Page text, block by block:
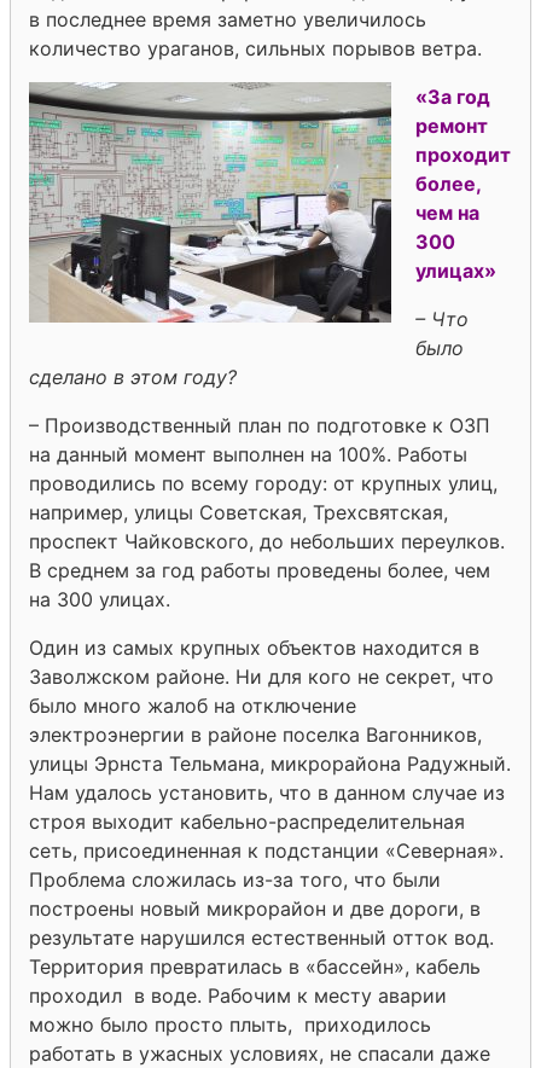
в последнее время заметно увеличилось
количество ураганов, сильных порывов ветра.
«За год
ремонт
проходит
более,
чем на
300
улицах»
– Что
было
сделано в этом году?
– Производственный план по подготовке к ОЗП
на данный момент выполнен на 100%. Работы
проводились по всему городу: от крупных улиц,
например, улицы Советская, Трехсвятская,
проспект Чайковского, до небольших переулков.
В среднем за год работы проведены более, чем
на 300 улицах.
Один из самых крупных объектов находится в
Заволжском районе. Ни для кого не секрет, что
было много жалоб на отключение
электроэнергии в районе поселка Вагонников,
улицы Эрнста Тельмана, микрорайона Радужный.
Нам удалось установить, что в данном случае из
строя выходит кабельно-распределительная
сеть, присоединенная к подстанции «Северная».
Проблема сложилась из-за того, что были
построены новый микрорайон и две дороги, в
результате нарушился естественный отток вод.
Территория превратилась в «бассейн», кабель
проходил в воде. Рабочим к месту аварии
можно было просто плыть, приходилось
работать в ужасных условиях, не спасали даже